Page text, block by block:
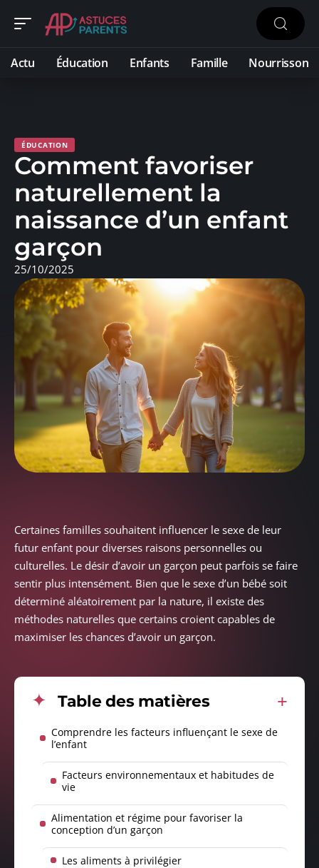
Actu Éducation Enfants Famille Nourrisson
ÉDUCATION
Comment favoriser
naturellement la
naissance d’un enfant
garçon
25/10/2025
Certaines familles souhaitent influencer le sexe de leur
futur enfant pour diverses raisons personnelles ou
culturelles. Le désir d’avoir un garçon peut parfois se faire
sentir plus intensément. Bien que le sexe d’un bébé soit
déterminé aléatoirement par la nature, il existe des
méthodes naturelles que certains croient capables de
maximiser les chances d’avoir un garçon.
Table des matières
Comprendre les facteurs influençant le sexe de
l’enfant
Facteurs environnementaux et habitudes de
vie
Alimentation et régime pour favoriser la
conception d’un garçon
Les aliments à privilégier